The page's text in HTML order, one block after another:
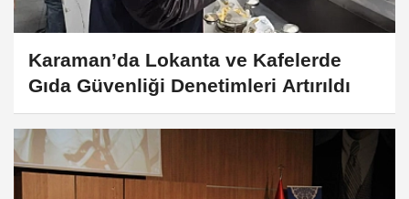
Karaman’da Lokanta ve Kafelerde
Gıda Güvenliği Denetimleri Artırıldı